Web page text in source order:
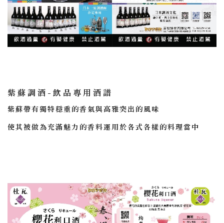
紫蘇調酒-飲品專用酒譜
紫蘇帶有獨特穩重的香氣與高雅突出的風味
使其被做為充滿魅力的香料運用於各式各樣的料理當中